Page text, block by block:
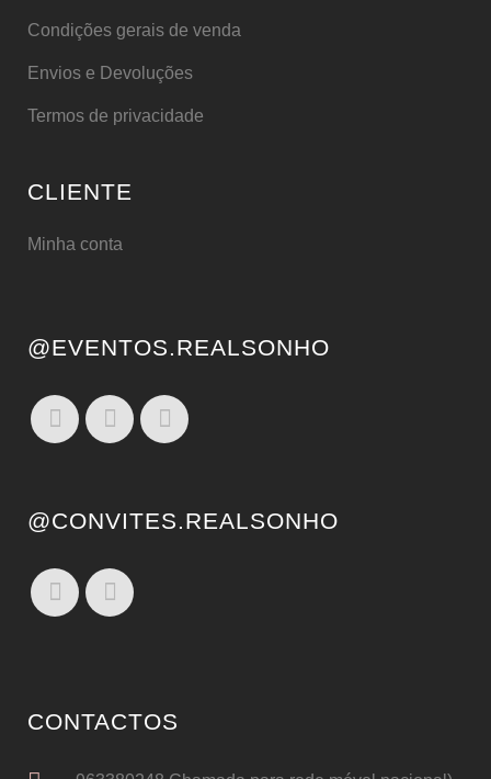
Condições gerais de venda
Envios e Devoluções
Termos de privacidade
CLIENTE
Minha conta
@EVENTOS.REALSONHO
@CONVITES.REALSONHO
CONTACTOS